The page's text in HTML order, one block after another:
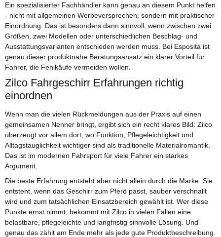
Ein spezialisierter Fachhändler kann genau an diesem Punkt helfen
- nicht mit allgemeinen Werbeversprechen, sondern mit praktischer
Einordnung. Das ist besonders dann sinnvoll, wenn zwischen zwei
Größen, zwei Modellen oder unterschiedlichen Beschlag- und
Ausstattungsvarianten entschieden werden muss. Bei Esposita ist
genau dieser produktnahe Beratungsansatz ein klarer Vorteil für
Fahrer, die Fehlkäufe vermeiden wollen.
Zilco Fahrgeschirr Erfahrungen richtig
einordnen
Wenn man die vielen Rückmeldungen aus der Praxis auf einen
gemeinsamen Nenner bringt, ergibt sich ein recht klares Bild: Zilco
überzeugt vor allem dort, wo Funktion, Pflegeleichtigkeit und
Alltagstauglichkeit wichtiger sind als traditionelle Materialromantik.
Das ist im modernen Fahrsport für viele Fahrer ein starkes
Argument.
Die beste Erfahrung entsteht aber nicht allein durch die Marke. Sie
entsteht, wenn das Geschirr zum Pferd passt, sauber verschnallt
wird und zum tatsächlichen Einsatzbereich gewählt ist. Wer diese
Punkte ernst nimmt, bekommt mit Zilco in vielen Fällen eine
belastbare, pflegeleichte und langfristig sinnvolle Lösung. Und
genau das zählt am Ende mehr als jede gute Produktbeschreibung.